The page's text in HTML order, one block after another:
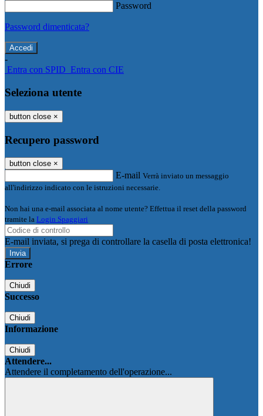
Password
Password dimenticata?
-
Entra con SPID Entra con CIE
Seleziona utente
button close ×
Recupero password
button close ×
E-mail Verrà inviato un messaggio
all'indirizzo indicato con le istruzioni necessarie.
Non hai una e-mail associata al nome utente? Effettua il reset della password
tramite la Login Spaggiari
E-mail inviata, si prega di controllare la casella di posta elettronica!
Errore
Chiudi
Successo
Chiudi
Informazione
Chiudi
Attendere...
Attendere il completamento dell'operazione...